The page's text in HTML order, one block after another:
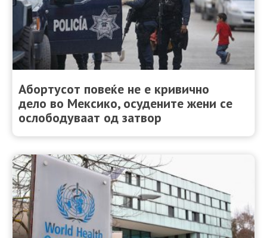
Aбортусот повеќе не е кривично
дело во Мексико, осудените жени се
ослободуваат од затвор